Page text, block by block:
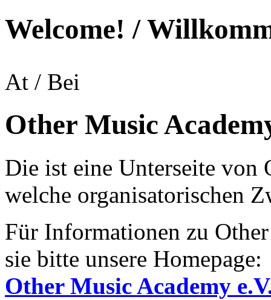
Skip to main content
Welcome! /
At / Bei
Other Music
Die ist eine Unterseite von
welche organisatorischen
Für Informationen zu
sie bitte unsere Homepage:
Other Music Academy